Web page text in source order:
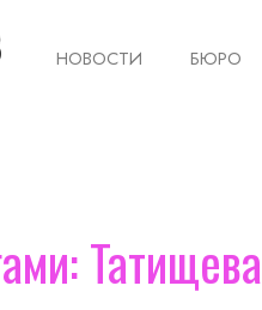
НОВОСТИ БЮРО
Татищева